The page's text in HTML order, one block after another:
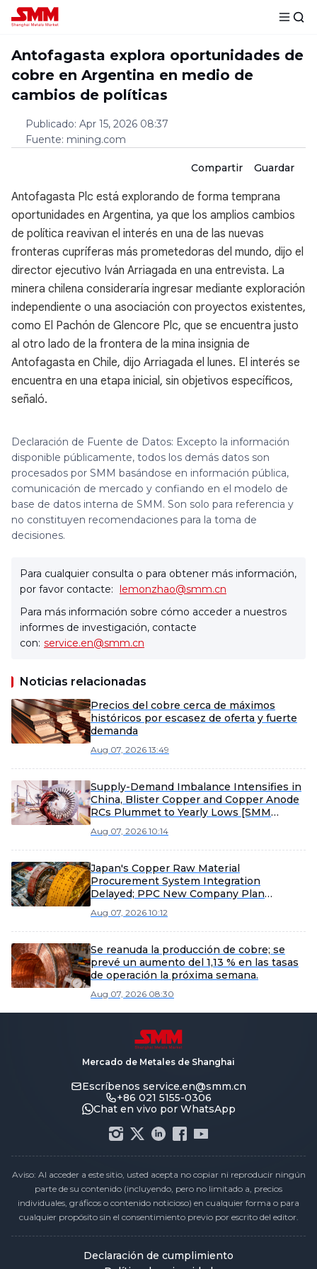
Antofagasta explora oportunidades de
cobre en Argentina en medio de
cambios de políticas
Publicado: Apr 15, 2026 08:37
Fuente: mining.com
Compartir Guardar
Antofagasta Plc está explorando de forma temprana
oportunidades en Argentina, ya que los amplios cambios
de política reavivan el interés en una de las nuevas
fronteras cupríferas más prometedoras del mundo, dijo el
director ejecutivo Iván Arriagada en una entrevista. La
minera chilena consideraría ingresar mediante exploración
independiente o una asociación con proyectos existentes,
como El Pachón de Glencore Plc, que se encuentra justo
al otro lado de la frontera de la mina insignia de
Antofagasta en Chile, dijo Arriagada el lunes. El interés se
encuentra en una etapa inicial, sin objetivos específicos,
señaló.
Declaración de Fuente de Datos: Excepto la información
disponible públicamente, todos los demás datos son
procesados por SMM basándose en información pública,
comunicación de mercado y confiando en el modelo de
base de datos interna de SMM. Son solo para referencia y
no constituyen recomendaciones para la toma de
decisiones.
Para cualquier consulta o para obtener más información,
por favor contacte: lemonzhao@smm.cn
Para más información sobre cómo acceder a nuestros
informes de investigación, contacte
con: service.en@smm.cn
Noticias relacionadas
Precios del cobre cerca de máximos
históricos por escasez de oferta y fuerte
demanda
Aug 07, 2026 13:49
Supply-Demand Imbalance Intensifies in
China, Blister Copper and Copper Anode
RCs Plummet to Yearly Lows [SMM
Aug 07, 2026 10:14
Japan's Copper Raw Material
Procurement System Integration
Delayed; PPC New Company Plan
[SMM Analysis]
Aug 07, 2026 10:12
Se reanuda la producción de cobre; se
prevé un aumento del 1,13 % en las tasas
de operación la próxima semana.
Aug 07, 2026 08:30
Mercado de Metales de Shanghai
Escríbenos service.en@smm.cn
+86 021 5155-0306
Chat en vivo por WhatsApp
Aviso: Al acceder a este sitio, usted acepta no copiar ni reproducir ningún
parte de su contenido (incluyendo, pero no limitado a, precios
individuales, gráficos o contenido noticioso) en cualquier forma o para
cualquier propósito sin el consentimiento previo por escrito del editor.
Declaración de cumplimiento